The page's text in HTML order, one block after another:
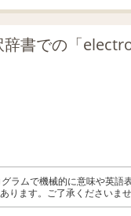
書での「
ラムで機械的に意味や英語
ります。ご了承くださいませ